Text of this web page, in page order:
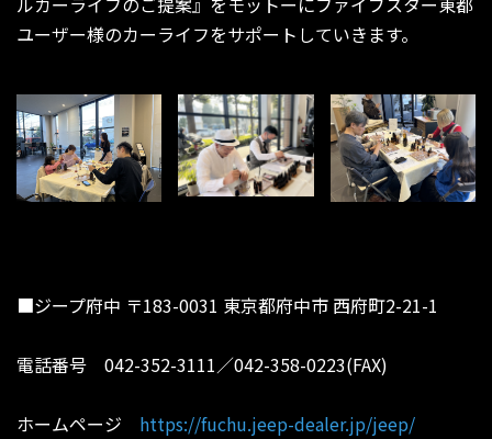
ユーザー様のカーライフをサポートしていきます。
■ジープ府中 〒183-0031 東京都府中市 西府町2-21-1
電話番号 042-352-3111／042-358-0223(FAX)
ホームページ https://fuchu.jeep-dealer.jp/jeep/